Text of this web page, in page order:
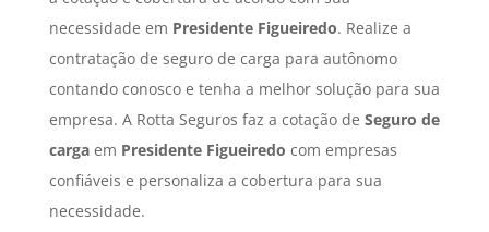
necessidade em Presidente Figueiredo. Realize a
contratação de seguro de carga para autônomo
contando conosco e tenha a melhor solução para sua
empresa. A Rotta Seguros faz a cotação de Seguro de
cargaem Presidente Figueiredo com empresas
confiáveis e personaliza a cobertura para sua
necessidade.